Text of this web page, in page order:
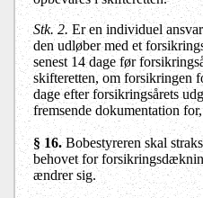
Stk. 2. Er en individuel
den udløber med et
senest 14 dage før
skifteretten, om forsikringen
dage efter forsikringsårets
fremsende dokumentation
§ 16.Bobestyreren skal
behovet for
ændrer sig.